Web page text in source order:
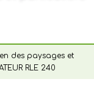
des paysages et
RLE 240